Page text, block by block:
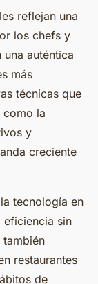
reflejan una
los chefs y
auténtica
más
técnicas que
como la
y
creciente
tecnología en
eficiencia sin
restaurantes
de